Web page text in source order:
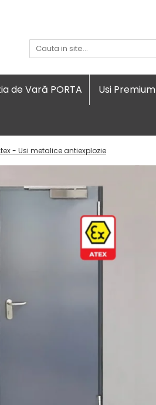
de Vară PORTA Usi Premium
- Usi metalice antiexplozie